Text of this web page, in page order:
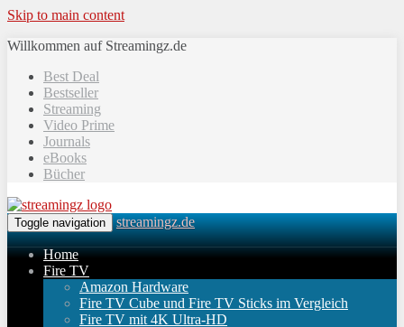
Skip to main content
Willkommen auf Streamingz.de
Best Deal
Bestseller
Streaming
Video Prime
Journals
eBooks
Bücher
Toggle navigation streamingz.de
Home
Fire TV
Amazon Hardware
Fire TV Cube und Fire TV Sticks im Vergleich
Fire TV mit 4K Ultra-HD